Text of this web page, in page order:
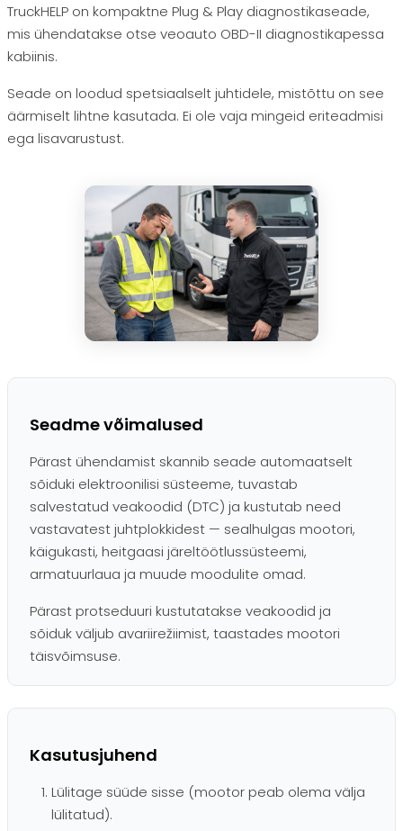
TruckHELP on kompaktne Plug & Play diagnostikaseade,
mis ühendatakse otse veoauto OBD-II diagnostikapessa
kabiinis.
Seade on loodud spetsiaalselt juhtidele, mistõttu on see
äärmiselt lihtne kasutada. Ei ole vaja mingeid eriteadmisi
ega lisavarustust.
Seadme võimalused
Pärast ühendamist skannib seade automaatselt
sõiduki elektroonilisi süsteeme, tuvastab
salvestatud veakoodid (DTC) ja kustutab need
vastavatest juhtplokkidest — sealhulgas mootori,
käigukasti, heitgaasi järeltöötlussüsteemi,
armatuurlaua ja muude moodulite omad.
Pärast protseduuri kustutatakse veakoodid ja
sõiduk väljub avariirežiimist, taastades mootori
täisvõimsuse.
Kasutusjuhend
Lülitage süüde sisse (mootor peab olema välja
lülitatud).